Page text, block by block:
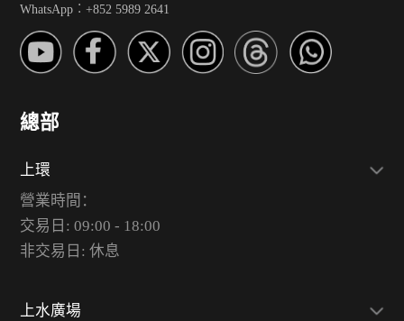
WhatsApp︰+852 5989 2641
總部
上環
營業時間：
交易日: 09:00 - 18:00
非交易日: 休息
上水廣場